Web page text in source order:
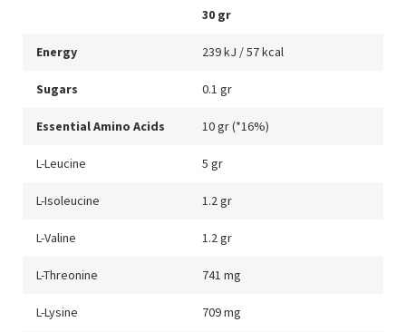
30 gr
Energy 239 kJ / 57 kcal
Sugars 0.1 gr
Essential Amino Acids 10 gr (*16%)
L-Leucine 5 gr
L-Isoleucine 1.2 gr
L-Valine 1.2 gr
L-Threonine 741 mg
L-Lysine 709 mg